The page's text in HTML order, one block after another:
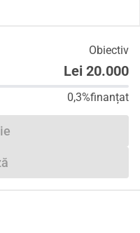
Obiectiv
Lei 20.000
0,3%finanțat